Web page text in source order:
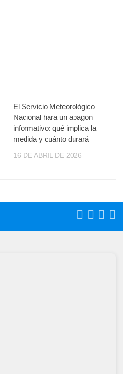
El Servicio Meteorológico
Nacional hará un apagón
informativo: qué implica la
medida y cuánto durará
16 DE ABRIL DE 2026